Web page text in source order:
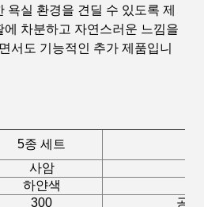
욕실 환경을 견딜 수 있도록 제
차분하고 자연스러운 느낌을
서도 기능적인 추가 제품입니
5종 세트
사암
하얀색
300
공